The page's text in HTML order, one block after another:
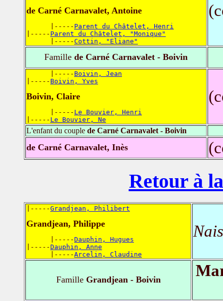
de Carné Carnavalet, Antoine
      |-----
Parent du Châtelet, Henri
|----- Parent du Châtelet, "Monique"
      |-----
Cottin, "Eliane"
Famille de Carné Carnavalet - Boivin
      |-----
Boivin, Jean
|----- Boivin, Yves
Boivin, Claire
      |-----
Le Bouvier, Henri
|----- Le Bouvier, Ne
L'enfant du couple de Carné Carnavalet - Boivin
de Carné Carnavalet, Inès
Retour à
|-----Grandjean, Philibert
Grandjean, Philippe
      |-----
Dauphin, Hugues
|-----Dauphin, Anne
      |-----
Arcelin, Claudine
FamilleGrandjean - Boivin